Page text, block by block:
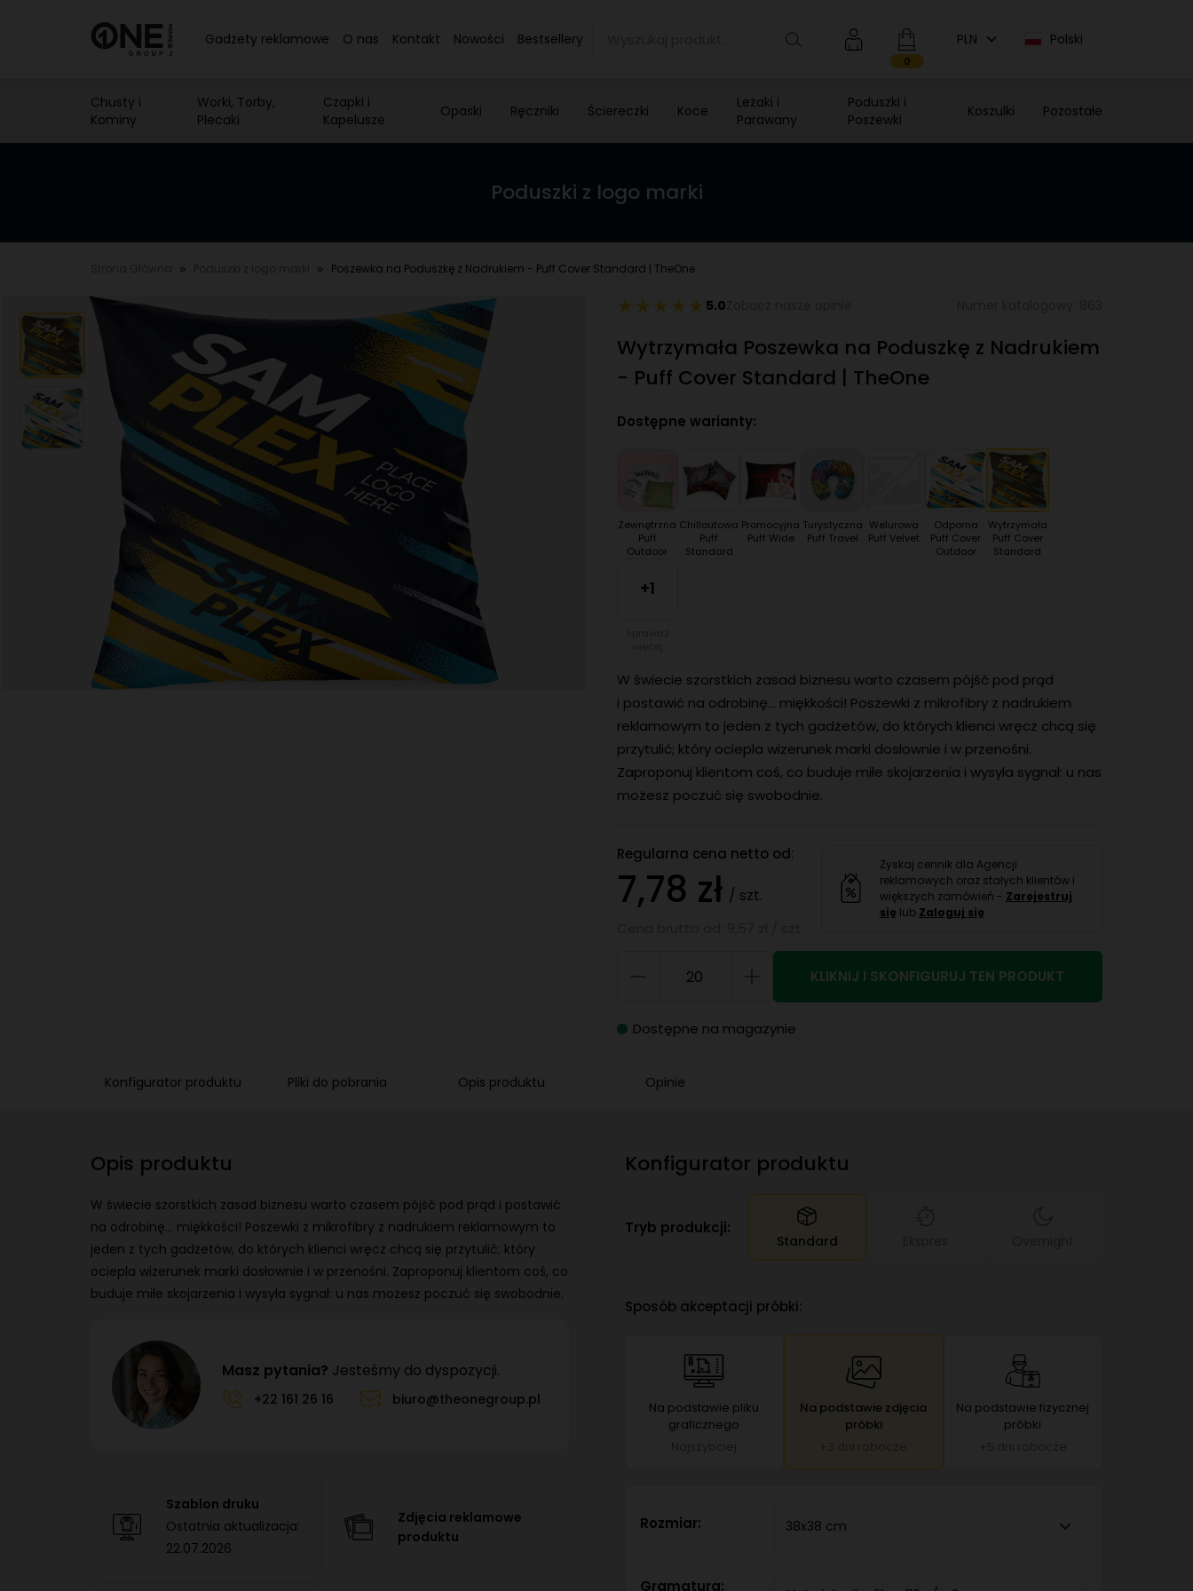
Gadżety reklamowe O nas Kontakt Nowości Bestsellery
0
PLN Polski
Chusty i
Kominy
Worki, Torby,
Plecaki
Czapki i
Kapelusze
Opaski Ręczniki Ściereczki Koce
Leżaki i
Parawany
Poduszki i
Poszewki
Koszulki Pozostałe
Poduszki z logo marki
Poszewka na Poduszkę z Nadrukiem - Puff Cover Standard | TheOne
5.0
Wytrzymała Poszewka na Poduszkę z Nadrukiem
- Puff Cover Standard | TheOne
Dostępne warianty:
Zewnętrzna
Puff
Outdoor
Chilloutowa
Puff
Standard
Promocyjna
Puff Wide
Turystyczna
Puff Travel
Welurowa
Puff Velvet
Odporna
Puff Cover
Outdoor
Wytrzymała
Puff Cover
Standard
+1
W świecie szorstkich zasad biznesu warto czasem pójść pod prąd
i postawić na odrobinę… miękkości! Poszewki z mikrofibry z nadrukiem
reklamowym to jeden z tych gadżetów, do których klienci wręcz chcą się
przytulić; który ociepla wizerunek marki dosłownie i w przenośni.
Zaproponuj klientom coś, co buduje miłe skojarzenia i wysyła sygnał: u nas
możesz poczuć się swobodnie.
Regularna cena netto od:
7,78 zł / szt.
Zyskaj cennik dla Agencji
reklamowych oraz stałych klientów i
większych zamówień - Zarejestruj
się lub Zaloguj się
KLIKNIJ I SKONFIGURUJ TEN PRODUKT
Dostępne na magazynie
Konfigurator produktu Pliki do pobrania Opis produktu Opinie
Opis produktu
W świecie szorstkich zasad biznesu warto czasem pójść pod prąd i postawić
na odrobinę… miękkości! Poszewki z mikrofibry z nadrukiem reklamowym to
jeden z tych gadżetów, do których klienci wręcz chcą się przytulić; który
ociepla wizerunek marki dosłownie i w przenośni. Zaproponuj klientom coś, co
buduje miłe skojarzenia i wysyła sygnał: u nas możesz poczuć się swobodnie.
Masz pytania? Jesteśmy do dyspozycji.
+22 161 26 16 biuro@theonegroup.pl
Szablon druku
Ostatnia aktualizacja:
22.07.2026
Zdjęcia reklamowe
produktu
Konfigurator produktu
Tryb produkcji:
Standard
Sposób akceptacji próbki:
Na podstawie pliku
graficznego
Na podstawie zdjęcia
próbki
Na podstawie fizycznej
próbki
Rozmiar: 38x38 cm
Gramatura: